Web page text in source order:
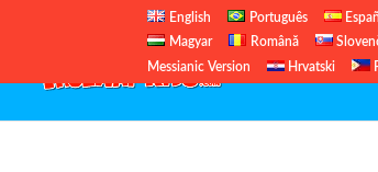
English Português
Magyar
Română
Messianic Version
Hrvatski